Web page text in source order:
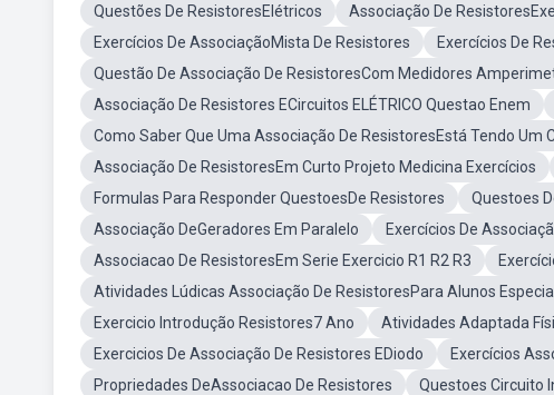
Questões De ResistoresElétricos Associação De
Exercícios De AssociaçãoMista De Resistores
Exercícios De
Questão De Associação De ResistoresCom Medidores
Associação De Resistores ECircuitos ELÉTRICO Questao Enem
Como Saber Que Uma Associação De ResistoresEstá Tendo Um
Associação De ResistoresEm Curto Projeto Medicina Exercícios
Formulas Para Responder QuestoesDe Resistores
Questoes
Associação DeGeradores Em Paralelo
Exercícios De
Associacao De ResistoresEm Serie Exercicio R1 R2 R3
Atividades Lúdicas Associação De ResistoresPara Alunos
Exercicio Introdução Resistores7 Ano
Atividades Adaptada
Exercicios De Associação De Resistores EDiodo
Exercícios
Propriedades DeAssociacao De Resistores
Questoes Circuito